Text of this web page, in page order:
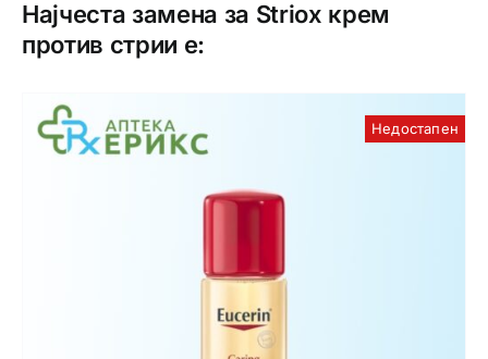
Најчеста замена за Striox крем
против стрии е:
Недостапен